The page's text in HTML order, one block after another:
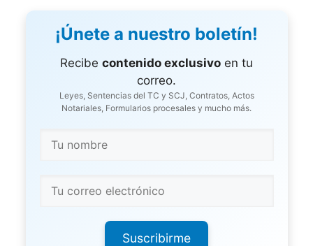
¡Únete a nuestro boletín!
Recibe contenido exclusivo en tu
correo.
Leyes, Sentencias del TC y SCJ, Contratos, Actos
Notariales, Formularios procesales y mucho más.
Suscribirme